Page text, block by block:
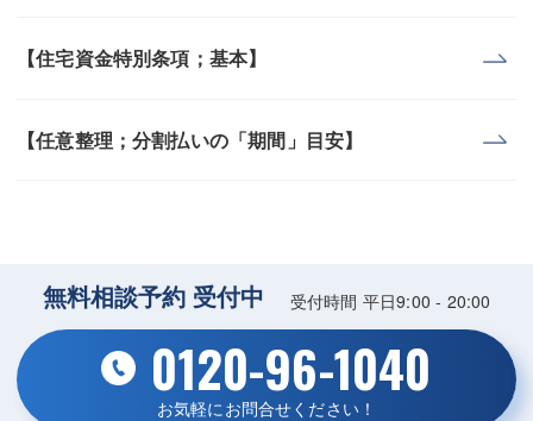
【住宅資金特別条項；基本】
【任意整理；分割払いの「期間」目安】
無料相談予約 受付中 受付時間 平日9:00 - 20:00
0120-96-1040
お気軽にお問合せください！